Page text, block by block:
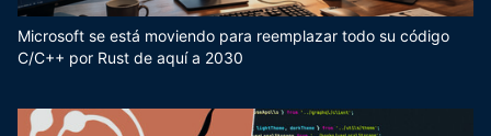
Microsoft se está moviendo para reemplazar todo su código
C/C++ por Rust de aquí a 2030